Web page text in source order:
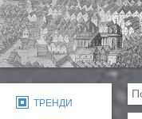
ТРЕНДИ